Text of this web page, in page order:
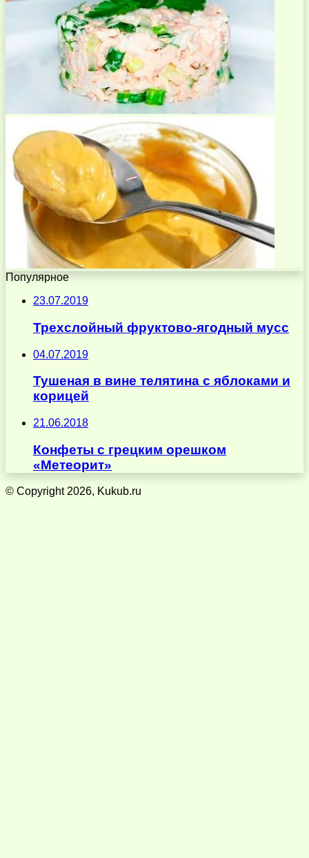
Популярное
23.07.2019
Трехслойный фруктово-ягодный мусс
04.07.2019
Тушеная в вине телятина с яблоками и
корицей
21.06.2018
Конфеты с грецким орешком
«Метеорит»
© Copyright 2026, Kukub.ru